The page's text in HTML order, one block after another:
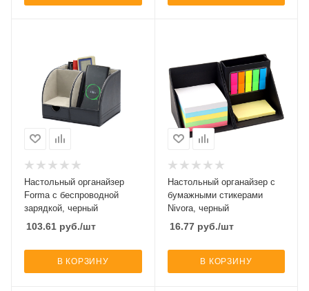
Настольный органайзер
Forma c беспроводной
зарядкой, черный
103.61 руб./шт
В КОРЗИНУ
Настольный органайзер с
бумажными стикерами
Nivora, черный
16.77руб./шт
В КОРЗИНУ